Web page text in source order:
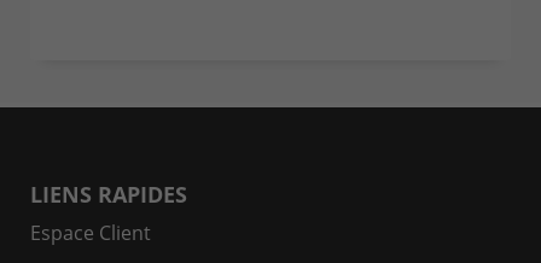
LIENS RAPIDES
Espace Client